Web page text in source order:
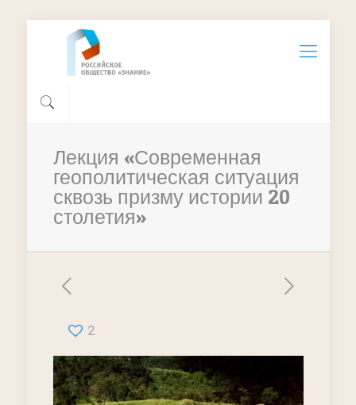
Лекция «Современная
геополитическая ситуация
сквозь призму истории 20
столетия»
2